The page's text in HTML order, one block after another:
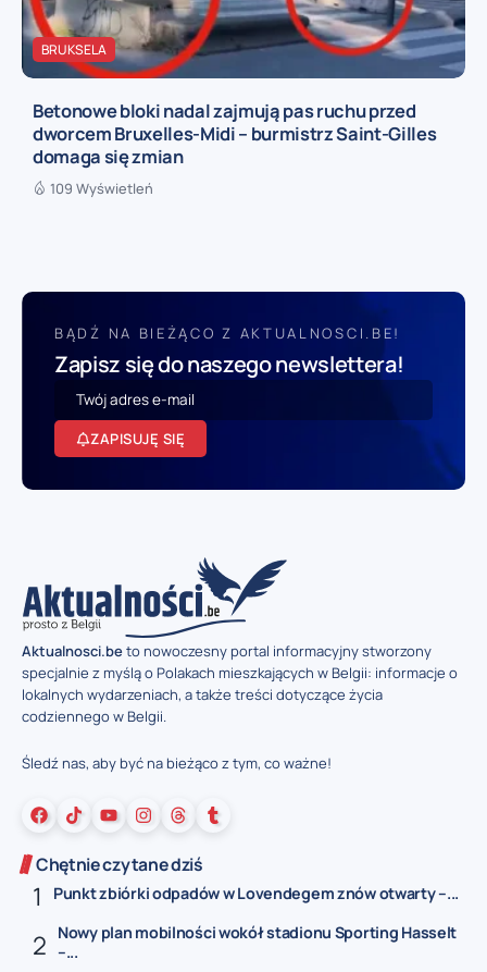
BRUKSELA
Betonowe bloki nadal zajmują pas ruchu przed
dworcem Bruxelles-Midi – burmistrz Saint-Gilles
domaga się zmian
109 Wyświetleń
BĄDŹ NA BIEŻĄCO Z AKTUALNOSCI.BE!
Zapisz się do naszego newslettera!
ZAPISUJĘ SIĘ
Aktualnosci.beto nowoczesny portal informacyjny stworzony
specjalnie z myślą o Polakach mieszkających w Belgii: informacje o
lokalnych wydarzeniach, a także treści dotyczące życia
codziennego w Belgii.
Śledź nas, aby być na bieżąco z tym, co ważne!
Chętnie czytane dziś
Punkt zbiórki odpadów w Lovendegem znów otwarty –...
Nowy plan mobilności wokół stadionu Sporting Hasselt
–...